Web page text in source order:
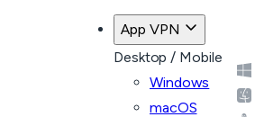
App VPN
Desktop / Mobile
Windows
macOS